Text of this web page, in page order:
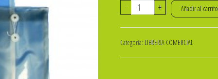
-
SOBRE
OFICIO
THE
+ Añadir al carrito
Categoría: LIBRERIA COMERCIAL